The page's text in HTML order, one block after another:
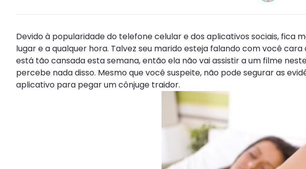
Devido à popularidade do telefone celular e dos aplicativos sociais,
lugar e a qualquer hora. Talvez seu marido esteja falando com você
está tão cansada esta semana, então ela não vai assistir a um filme
percebe nada disso. Mesmo que você suspeite, não pode segurar as
aplicativo para pegar um cônjuge traidor.